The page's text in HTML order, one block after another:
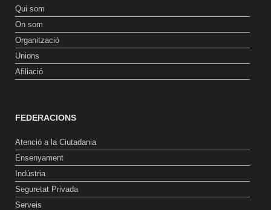
Qui som
On som
Organització
Unions
Afiliació
FEDERACIONS
Atenció a la Ciutadania
Ensenyament
Indústria
Seguretat Privada
Serveis